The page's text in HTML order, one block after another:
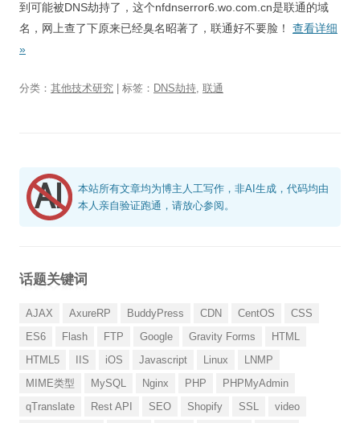
到可能被DNS劫持了，这个nfdnserror6.wo.com.cn是联通的域
名，网上查了下原来已经臭名昭著了，联通好不要脸！ 查看详细
»
分类： 其他技术研究 | 标签： DNS劫持, 联通
本站所有文章均为博主人工写作，非AI生成，代码均由
本人亲自验证跑通，请放心参阅。
话题关键词
AJAX AxureRP BuddyPress CDN CentOS
CSS
ES6
Flash FTP Google Gravity Forms
HTML
HTML5
IIS iOS Javascript Linux
LNMP
MIME类型
MySQL Nginx PHP
PHPMyAdmin
qTranslate
Rest API SEO Shopify SSL
video